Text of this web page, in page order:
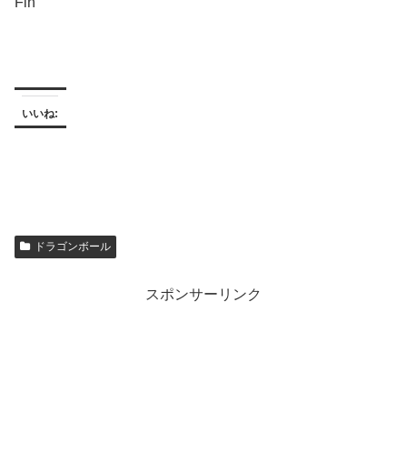
いいね:
ドラゴンボール
スポンサーリンク